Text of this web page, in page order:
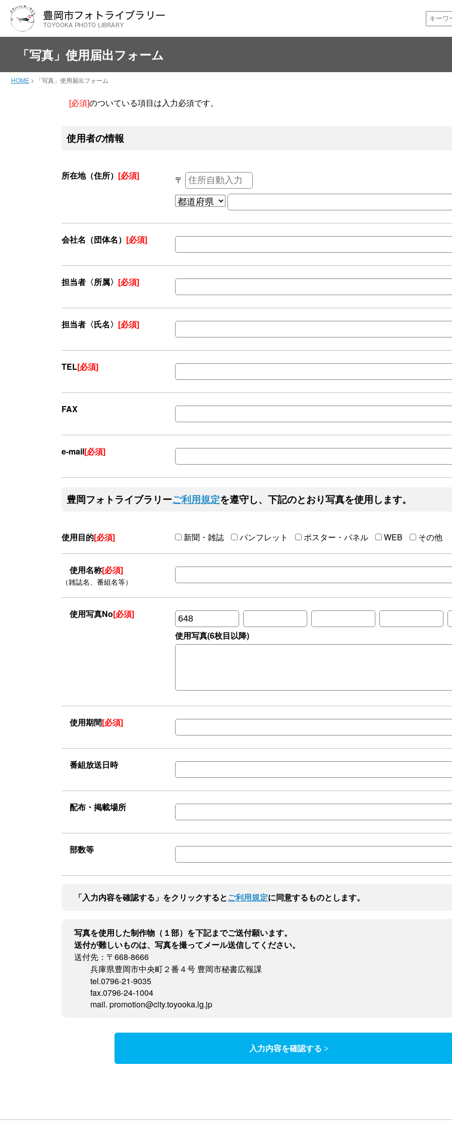
「写真」使用届出フォーム
HOME > 「写真」使用届出フォーム
[必須]のついている項目は入力必須です。
使用者の情報
所在地（住所） [必須] 〒
会社名（団体名） [必須]
担当者〈所属〉 [必須]
担当者〈氏名〉 [必須]
TEL[必須]
FAX
e-mail[必須]
豊岡フォトライブラリーご利用規定を遵守し、下記のとおり写真を使用します。
使用目的[必須] 新聞・雑誌 パンフレット ポスター・パネル WEB その他
使用名称[必須]
（雑誌名、番組名等）
使用写真No[必須]
使用写真(6枚目以降)
使用期間[必須]
番組放送日時
配布・掲載場所
部数等
「入力内容を確認する」をクリックするとご利用規定に同意するものとします。
写真を使用した制作物（１部）を下記までご送付願います。
送付が難しいものは、写真を撮ってメール送信してください。
送付先：〒668-8666
兵庫県豊岡市中央町２番４号 豊岡市秘書広報課
tel.0796-21-9035
fax.0796-24-1004
mail. promotion@city.toyooka.lg.jp